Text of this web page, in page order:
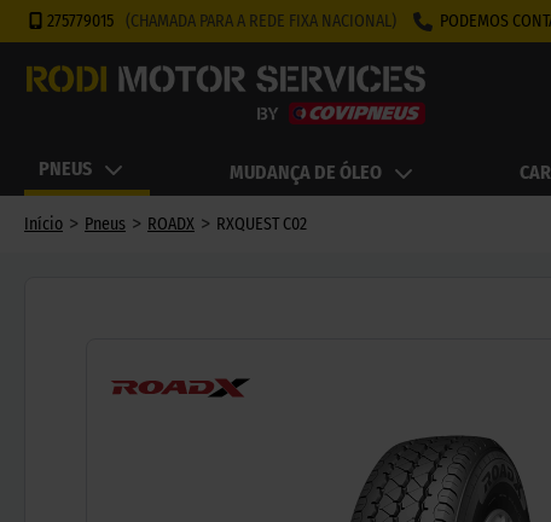
275779015 (CHAMADA PARA A REDE FIXA NACIONAL) PODEMOS
PNEUS MUDANÇA DE ÓLEO
Início > Pneus > ROADX > RXQUEST C02